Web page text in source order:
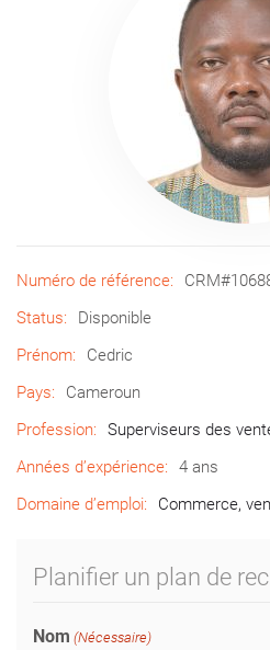
Numéro de référence:
Status:
Disponible
Prénom:
Cedric
Pays:
Cameroun
Profession:
Superviseurs des
Années d’expérience:
4 ans
Domaine d’emploi:
Commerce,
Planifier un plan de
Nom (Nécessaire)